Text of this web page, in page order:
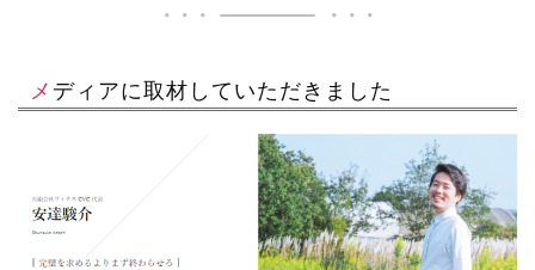
メディアに取材していただきました